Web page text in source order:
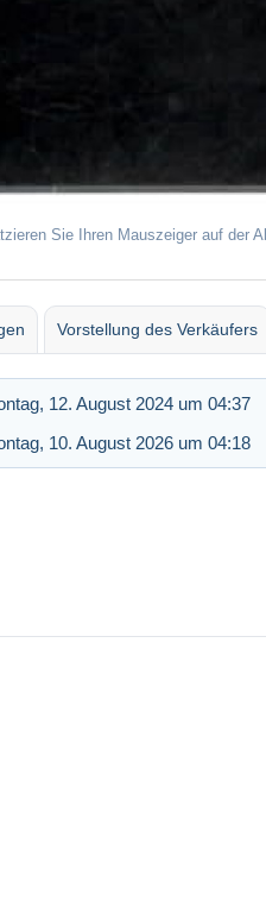
Sie Ihren Mauszeiger auf der
Vorstellung des Verkäufers
12. August 2024 um 04:37
10. August 2026 um 04:18